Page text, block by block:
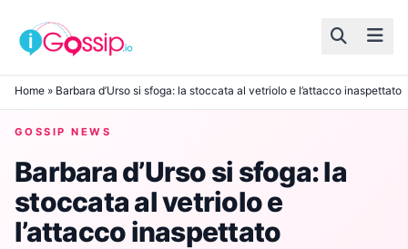
Skip to content
Home » Barbara d’Urso si sfoga: la stoccata al vetriolo e l’attacco inaspettato
GOSSIP NEWS
Barbara d’Urso si sfoga: la
stoccata al vetriolo e
l’attacco inaspettato